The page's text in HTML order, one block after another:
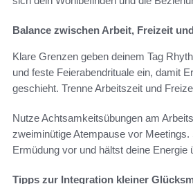
Balance zwischen Arbeit, Freizeit
Klare Grenzen geben deinem Tag
und feste Feierabendrituale ein, damit
geschieht. Trenne Arbeitszeit und
Nutze Achtsamkeitsübungen am
zweiminütige Atempause vor Meetings.
Ermüdung vor und hältst deine Energie
Tipps zur Integration kleiner